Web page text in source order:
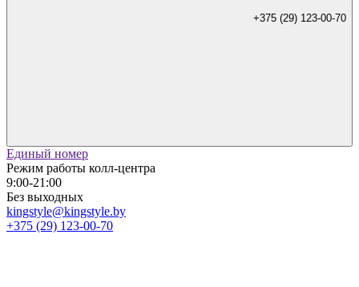
+375 (29) 123-00-70
Единый номер
Режим работы колл-центра
9:00-21:00
Без выходных
kingstyle@kingstyle.by
+375 (29) 123-00-70